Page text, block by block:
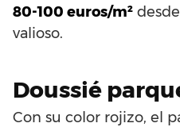
80-100 euros/m²
valioso.
Doussié
Con su color rojizo, el